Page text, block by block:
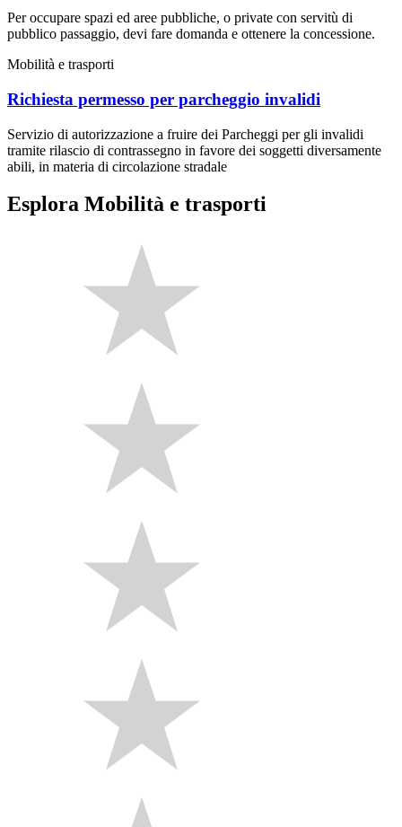
Per occupare spazi ed aree pubbliche, o private con servitù di
pubblico passaggio, devi fare domanda e ottenere la concessione.
Mobilità e trasporti
Richiesta permesso per parcheggio invalidi
Servizio di autorizzazione a fruire dei Parcheggi per gli invalidi
tramite rilascio di contrassegno in favore dei soggetti diversamente
abili, in materia di circolazione stradale
Esplora Mobilità e trasporti